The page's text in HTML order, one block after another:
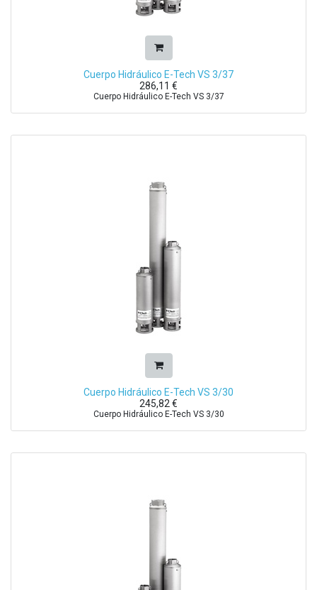
Cuerpo Hidráulico E-Tech VS 3/37
286,11 €
Cuerpo Hidráulico E-Tech VS 3/37
Cuerpo Hidráulico E-Tech VS 3/30
245,82 €
Cuerpo Hidráulico E-Tech VS 3/30